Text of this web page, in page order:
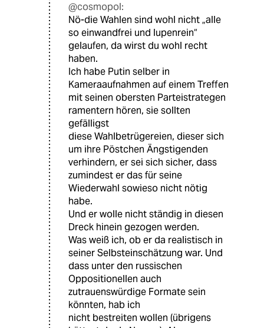
@cosmopol:
Nö-die Wahlen sind wohl nicht „alle
so einwandfrei und lupenrein“
gelaufen, da wirst du wohl recht
haben.
Ich habe Putin selber in
Kameraaufnahmen auf einem Treffen
mit seinen obersten Parteistrategen
ramentern hören, sie sollten
gefälligst
diese Wahlbetrügereien, dieser sich
um ihre Pöstchen Ängstigenden
verhindern, er sei sich sicher, dass
zumindest er das für seine
Wiederwahl sowieso nicht nötig
habe.
Und er wolle nicht ständig in diesen
Dreck hinein gezogen werden.
Was weiß ich, ob er da realistisch in
seiner Selbsteinschätzung war. Und
dass unter den russischen
Oppositionellen auch
zutrauenswürdige Formate sein
könnten, hab ich
nicht bestreiten wollen (übrigens